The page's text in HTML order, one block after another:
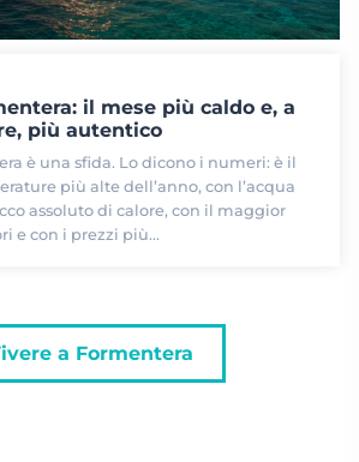
il mese più caldo e, a
più autentico
è una sfida. Lo dicono i numeri: è il
più alte dell’anno, con l’acqua
assoluto di calore, con il maggior
e con i prezzi più…
a Formentera